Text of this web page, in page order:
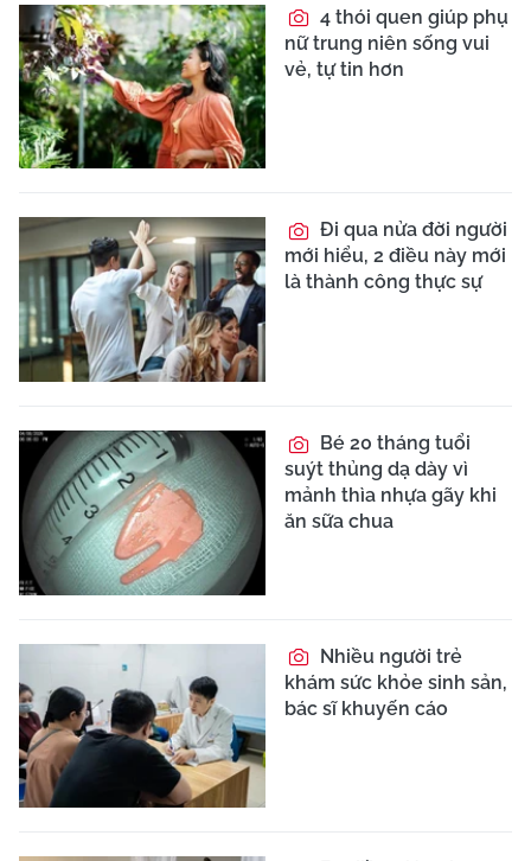
4 thói quen giúp phụ
nữ trung niên sống vui
vẻ, tự tin hơn
Đi qua nửa đời người
mới hiểu, 2 điều này mới
là thành công thực sự
Bé 20 tháng tuổi
suýt thủng dạ dày vì
mảnh thìa nhựa gãy khi
ăn sữa chua
Nhiều người trẻ
khám sức khỏe sinh sản,
bác sĩ khuyến cáo